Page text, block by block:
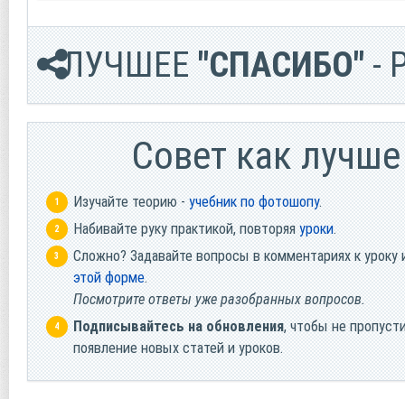
ЛУЧШЕЕ "СПАСИБО" -
Cовет как
Изучайте теорию - учебник по фотошопу.
Набивайте руку практикой, повторяя уроки.
Сложно? Задавайте вопросы в комментариях к уроку
этой форме.
Посмотрите ответы уже разобранных вопросов.
Подписывайтесь на обновления, чтобы не
появление новых статей и уроков.